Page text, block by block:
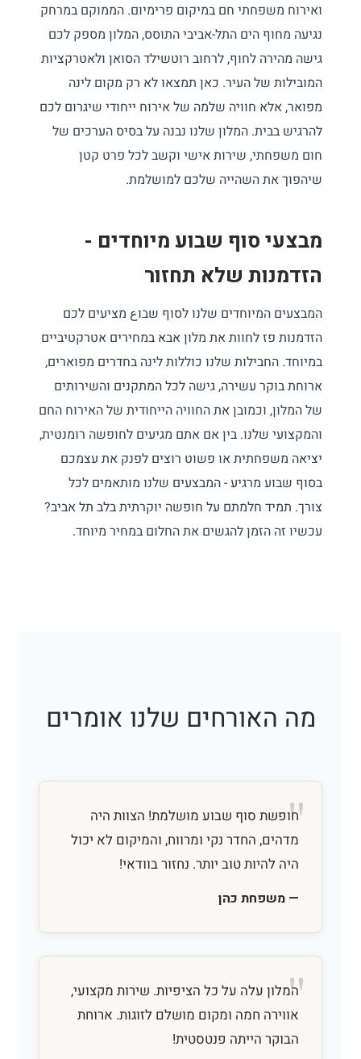
ואירוח משפחתי חם במיקום פרימיום. הממוקם במרחק
נגיעה מחוף הים התל-אביבי התוסס, המלון מספק לכם
גישה מהירה לחוף, לרחוב רוטשילד הסואן ולאטרקציות
המובילות של העיר. כאן תמצאו לא רק מקום לינה
מפואר, אלא חוויה שלמה של אירוח ייחודי שיגרום לכם
להרגיש בבית. המלון שלנו נבנה על בסיס הערכים של
חום משפחתי, שירות אישי וקשב לכל פרט קטן
שיהפוך את השהייה שלכם למושלמת.
מבצעי סוף שבוע מיוחדים -
הזדמנות שלא תחזור
המבצעים המיוחדים שלנו לסוף שבוع מציעים לכם
הזדמנות פז לחוות את מלון אבא במחירים אטרקטיביים
במיוחד. החבילות שלנו כוללות לינה בחדרים מפוארים,
ארוחת בוקר עשירה, גישה לכל המתקנים והשירותים
של המלון, וכמובן את החוויה הייחודית של האירוח החם
והמקצועי שלנו. בין אם אתם מגיעים לחופשה רומנטית,
יציאה משפחתית או פשוט רוצים לפנק את עצמכם
בסוף שבוע מרגיע - המבצעים שלנו מותאמים לכל
צורך. תמיד חלמתם על חופשה יוקרתית בלב תל אביב?
עכשיו זה הזמן להגשים את החלום במחיר מיוחד.
מה האורחים שלנו אומרים
חופשת סוף שבוע מושלמת! הצוות היה
מדהים, החדר נקי ומרווח, והמיקום לא יכול
היה להיות טוב יותר. נחזור בוודאי!
— משפחת כהן
המלון עלה על כל הציפיות. שירות מקצועי,
אווירה חמה ומקום מושלם לזוגות. ארוחת
הבוקר הייתה פנטסטית!